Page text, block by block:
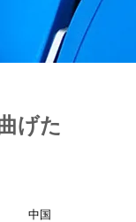
げた
中国